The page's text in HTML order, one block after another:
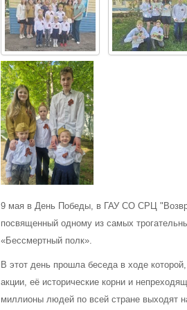
9 мая в День Победы, в ГАУ СО СРЦ
посвященный одному из самых
«Бессмертный полк».
В этот день прошла беседа в ходе
акции, её исторические корни и
миллионы людей по всей стране выходят